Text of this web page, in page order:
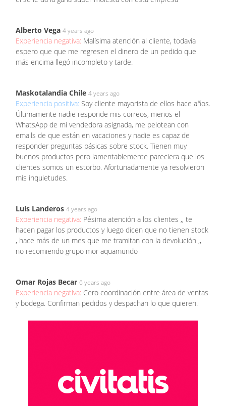
Alberto Vega 4 years ago
Experiencia negativa: Malísima atención al cliente, todavía
espero que que me regresen el dinero de un pedido que
más encima llegó incompleto y tarde.
Maskotalandia Chile 4 years ago
Experiencia positiva: Soy cliente mayorista de ellos hace años.
Últimamente nadie responde mis correos, menos el
WhatsApp de mi vendedora asignada, me pelotean con
emails de que están en vacaciones y nadie es capaz de
responder preguntas básicas sobre stock. Tienen muy
buenos productos pero lamentablemente pareciera que los
clientes somos un estorbo. Afortunadamente ya resolvieron
mis inquietudes.
Luis Landeros 4 years ago
Experiencia negativa: Pésima atención a los clientes ,, te
hacen pagar los productos y luego dicen que no tienen stock
, hace más de un mes que me tramitan con la devolución ,,
no recomiendo grupo mor aquamundo
Omar Rojas Becar 6 years ago
Experiencia negativa: Cero coordinación entre área de ventas
y bodega. Confirman pedidos y despachan lo que quieren.